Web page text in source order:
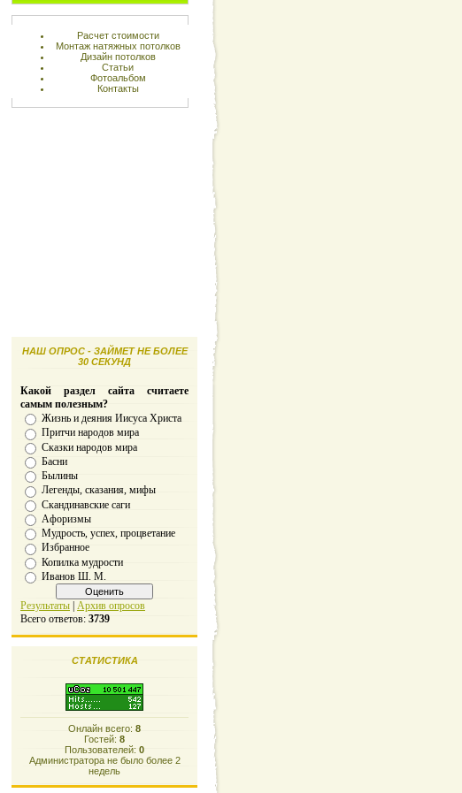
Расчет стоимости
Монтаж натяжных потолков
Дизайн потолков
Статьи
Фотоальбом
Контакты
НАШ ОПРОС - ЗАЙМЕТ НЕ БОЛЕЕ
30 СЕКУНД
Какой раздел сайта считаете
самым полезным?
Жизнь и деяния Иисуса Христа
Притчи народов мира
Сказки народов мира
Басни
Былины
Легенды, сказания, мифы
Скандинавские саги
Афоризмы
Мудрость, успех, процветание
Избранное
Копилка мудрости
Иванов Ш. М.
Результаты Архив опросов
Всего ответов: 3739
СТАТИСТИКА
Онлайн всего: 8
Гостей: 8
Пользователей: 0
Администратора не было более 2
недель